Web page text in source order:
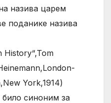
назива царем
поданике назива
History“,Tom
York,1914)
синоним за